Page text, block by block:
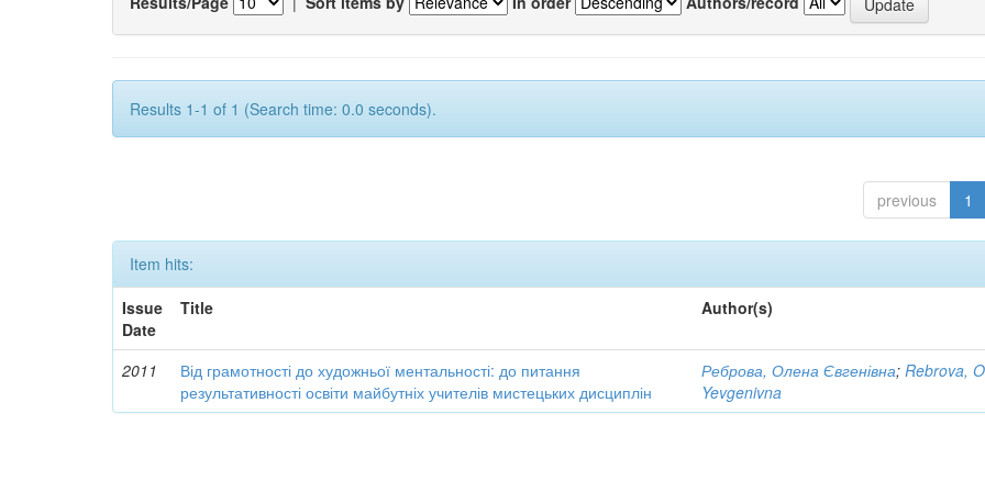
Results 1-1 of 1 (Search time: 0.0 seconds).
previous 1
Item hits:
Issue
Date
Title Author(s)
2011
Від грамотності до художньої ментальності: до питання
результативності освіти майбутніх учителів мистецьких дисциплін
Реброва, Олена Євгенівна;Rebrova,
Yevgenivna